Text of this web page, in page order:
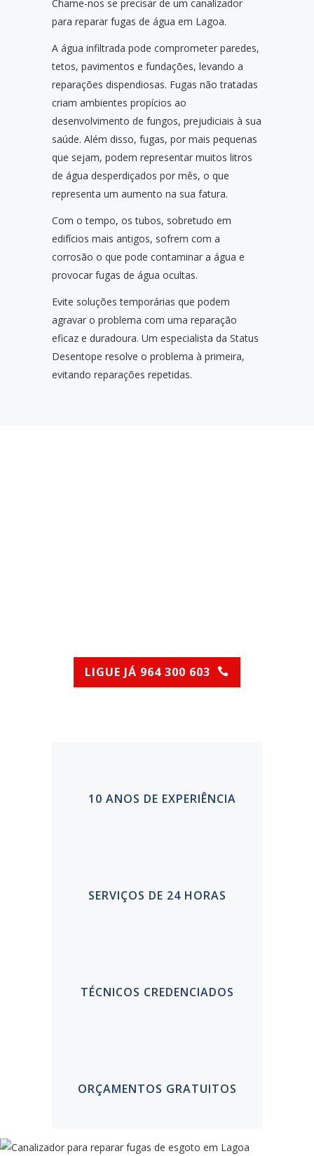
Chame-nos se precisar de um canalizador
para reparar fugas de água em Lagoa.
A água infiltrada pode comprometer paredes,
tetos, pavimentos e fundações, levando a
reparações dispendiosas. Fugas não tratadas
criam ambientes propícios ao
desenvolvimento de fungos, prejudiciais à sua
saúde. Além disso, fugas, por mais pequenas
que sejam, podem representar muitos litros
de água desperdiçados por mês, o que
representa um aumento na sua fatura.
Com o tempo, os tubos, sobretudo em
edifícios mais antigos, sofrem com a
corrosão o que pode contaminar a água e
provocar fugas de água ocultas.
Evite soluções temporárias que podem
agravar o problema com uma reparação
eficaz e duradoura. Um especialista da Status
Desentope resolve o problema à primeira,
evitando reparações repetidas.
LIGUE JÁ 964 300 603
10 ANOS DE EXPERIÊNCIA
SERVIÇOS DE 24 HORAS
TÉCNICOS CREDENCIADOS
ORÇAMENTOS GRATUITOS